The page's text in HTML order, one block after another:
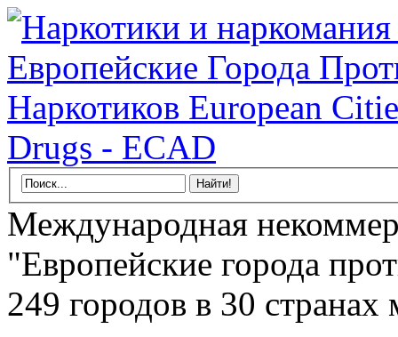
Международная
"Европейские города
249 городов в 30